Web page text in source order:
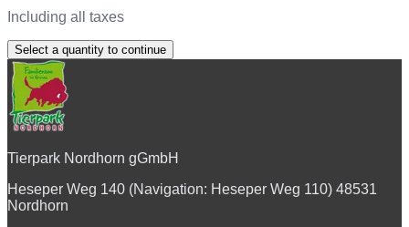
Including all taxes
Select a quantity to continue
Tierpark Nordhorn gGmbH
Heseper Weg 140 (Navigation: Heseper Weg 110) 48531
Nordhorn